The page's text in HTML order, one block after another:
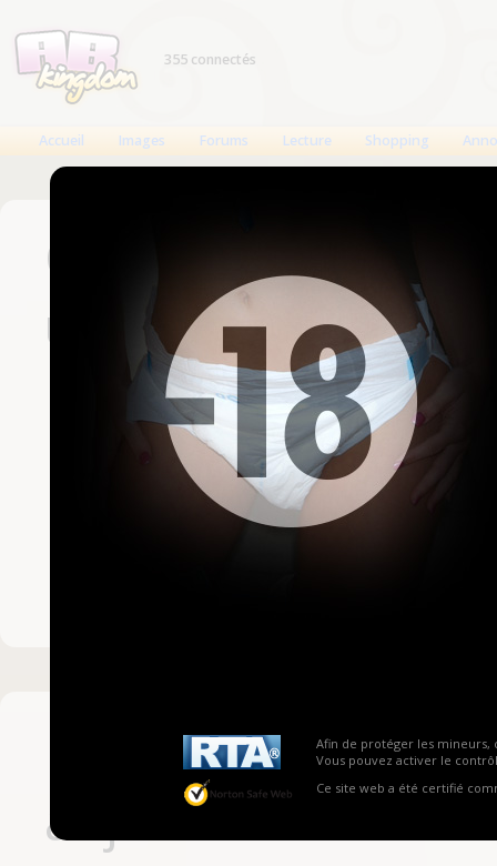
Afin de protéger les mineurs,
Vous pouvez activer le
Ce site web a été certifié
355 connectés
Accueil Images Forums Lecture Shopping
Connexion
Un compte est
Nom d'utilisateur
Mot de passe
Pas encore
aujourd'hui